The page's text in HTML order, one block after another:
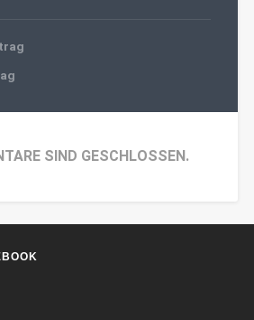
SIND GESCHLOSSEN.